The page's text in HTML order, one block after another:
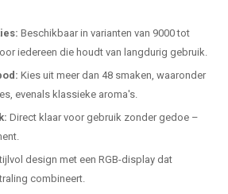
Beschikbaar in varianten van 9000 tot
iedereen die houdt van langdurig gebruik.
Kies uit meer dan 48 smaken, waaronder
evenals klassieke aroma's.
Direct klaar voor gebruik zonder gedoe –
design met een RGB-display dat
combineert.